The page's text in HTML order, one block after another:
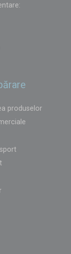
produselor